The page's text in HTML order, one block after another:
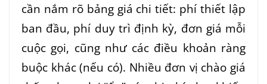
cần nắm rõ bảng giá chi tiết: phí thiết lập
ban đầu, phí duy trì định kỳ, đơn giá mỗi
cuộc gọi, cũng như các điều khoản ràng
buộc khác (nếu có). Nhiều đơn vị chào giá